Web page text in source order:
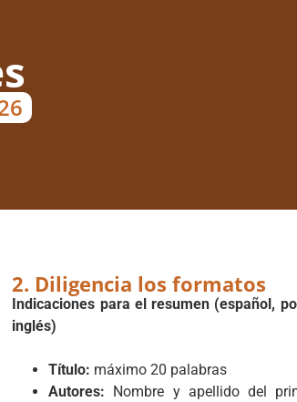
2. Diligencia los formatos
Indicaciones para el resumen (español,
inglés)
Título: máximo 20 palabras
Autores: Nombre y apellido del